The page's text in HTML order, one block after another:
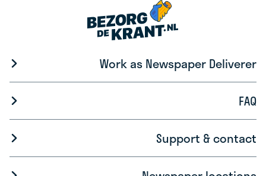
Work as Newspaper Deliverer
FAQ
Support & contact